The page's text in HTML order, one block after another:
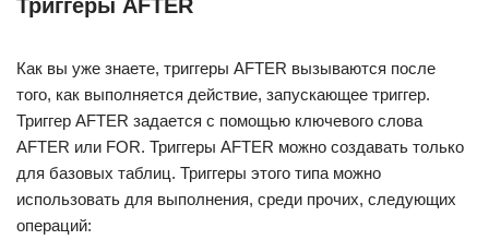
Триггеры AFTER
Как вы уже знаете, триггеры AFTER вызываются после
того, как выполняется действие, запускающее триггер.
Триггер AFTER задается с помощью ключевого слова
AFTER или FOR. Триггеры AFTER можно создавать только
для базовых таблиц. Триггеры этого типа можно
использовать для выполнения, среди прочих, следующих
операций: